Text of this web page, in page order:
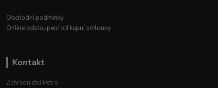
Obchodní podmínky
Online odstoupení od kupní smlouvy
Kontakt
Zahradnictví Petro